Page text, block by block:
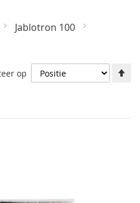
Jablotron 100
op